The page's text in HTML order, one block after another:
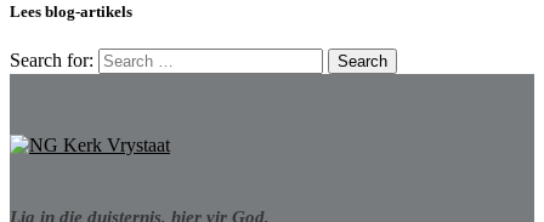
Lees blog-artikels
Search for:
Lig in die duisternis, hier vir God,